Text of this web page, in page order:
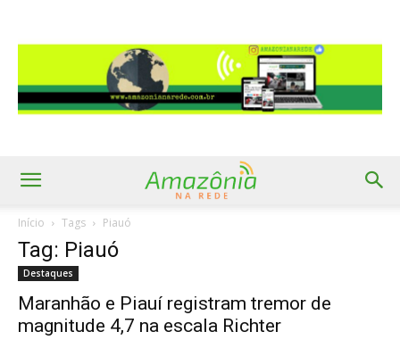
Início Tags Piauó
Tag: Piauó
Destaques
Maranhão e Piauí registram tremor de
magnitude 4,7 na escala Richter